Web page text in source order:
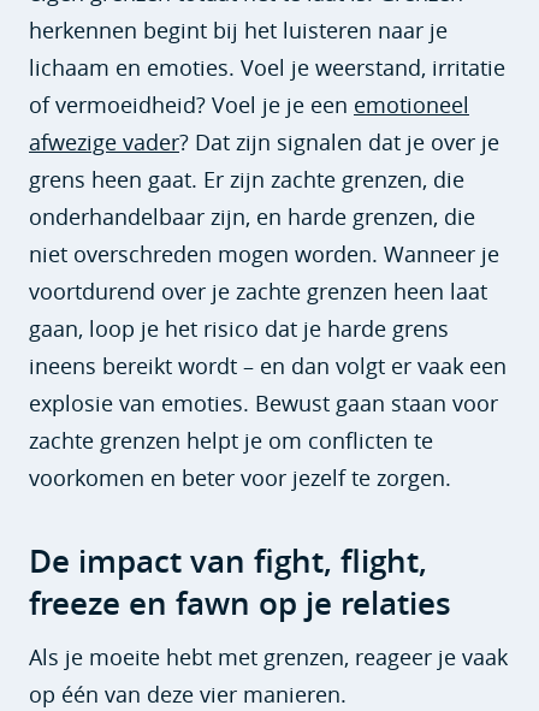
herkennen begint bij het luisteren naar je
lichaam en emoties. Voel je weerstand, irritatie
of vermoeidheid? Voel je je een emotioneel
afwezige vader? Dat zijn signalen dat je over je
grens heen gaat. Er zijn zachte grenzen, die
onderhandelbaar zijn, en harde grenzen, die
niet overschreden mogen worden. Wanneer je
voortdurend over je zachte grenzen heen laat
gaan, loop je het risico dat je harde grens
ineens bereikt wordt – en dan volgt er vaak een
explosie van emoties. Bewust gaan staan voor
zachte grenzen helpt je om conflicten te
voorkomen en beter voor jezelf te zorgen.
De impact van fight, flight,
freeze en fawn op je relaties
Als je moeite hebt met grenzen, reageer je vaak
op één van deze vier manieren.